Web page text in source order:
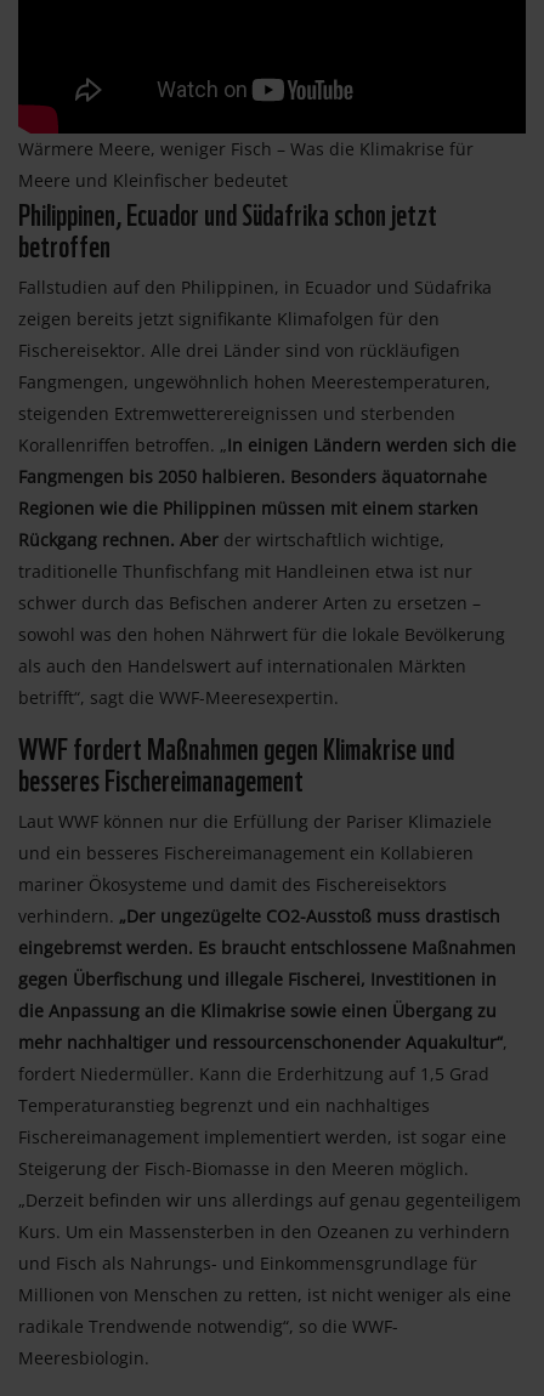
Wärmere Meere, weniger Fisch – Was die Klimakrise für
Meere und Kleinfischer bedeutet
Philippinen, Ecuador und Südafrika schon jetzt
betroffen
Fallstudien auf den Philippinen, in Ecuador und Südafrika
zeigen bereits jetzt signifikante Klimafolgen für den
Fischereisektor. Alle drei Länder sind von rückläufigen
Fangmengen, ungewöhnlich hohen Meerestemperaturen,
steigenden Extremwetterereignissen und sterbenden
Korallenriffen betroffen. „In einigen Ländern werden sich die
Fangmengen bis 2050 halbieren. Besonders äquatornahe
Regionen wie die Philippinen müssen mit einem starken
Rückgang rechnen. Aber der wirtschaftlich wichtige,
traditionelle Thunfischfang mit Handleinen etwa ist nur
schwer durch das Befischen anderer Arten zu ersetzen –
sowohl was den hohen Nährwert für die lokale Bevölkerung
als auch den Handelswert auf internationalen Märkten
betrifft“, sagt die WWF-Meeresexpertin.
WWF fordert Maßnahmen gegen Klimakrise und
besseres Fischereimanagement
Laut WWF können nur die Erfüllung der Pariser Klimaziele
und ein besseres Fischereimanagement ein Kollabieren
mariner Ökosysteme und damit des Fischereisektors
verhindern. „Der ungezügelte CO2-Ausstoß muss drastisch
eingebremst werden. Es braucht entschlossene Maßnahmen
gegen Überfischung und illegale Fischerei, Investitionen in
die Anpassung an die Klimakrise sowie einen Übergang zu
mehr nachhaltiger und ressourcenschonender Aquakultur“,
fordert Niedermüller. Kann die Erderhitzung auf 1,5 Grad
Temperaturanstieg begrenzt und ein nachhaltiges
Fischereimanagement implementiert werden, ist sogar eine
Steigerung der Fisch-Biomasse in den Meeren möglich.
„Derzeit befinden wir uns allerdings auf genau gegenteiligem
Kurs. Um ein Massensterben in den Ozeanen zu verhindern
und Fisch als Nahrungs- und Einkommensgrundlage für
Millionen von Menschen zu retten, ist nicht weniger als eine
radikale Trendwende notwendig“, so die WWF-
Meeresbiologin.